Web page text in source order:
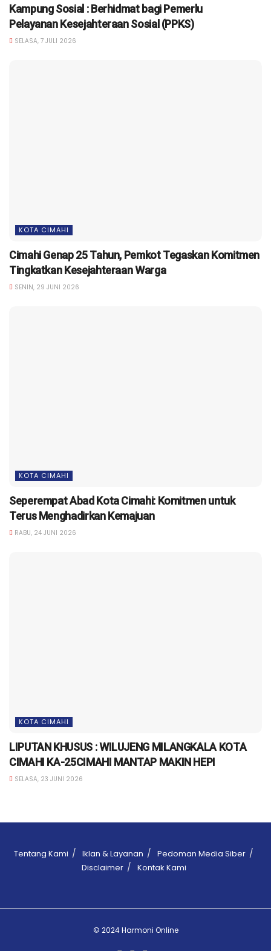
Kampung Sosial : Berhidmat bagi Pemerlu
Pelayanan Kesejahteraan Sosial (PPKS)
SELASA, 7 JULI 2026
KOTA CIMAHI
Cimahi Genap 25 Tahun, Pemkot Tegaskan Komitmen
Tingkatkan Kesejahteraan Warga
SENIN, 29 JUNI 2026
KOTA CIMAHI
Seperempat Abad Kota Cimahi: Komitmen untuk
Terus Menghadirkan Kemajuan
RABU, 24 JUNI 2026
KOTA CIMAHI
LIPUTAN KHUSUS : WILUJENG MILANGKALA KOTA
CIMAHI KA-25CIMAHI MANTAP MAKIN HEPI
SELASA, 23 JUNI 2026
Tentang Kami Iklan & Layanan
Pedoman Media Siber
Disclaimer
Kontak Kami
© 2024 Harmoni Online